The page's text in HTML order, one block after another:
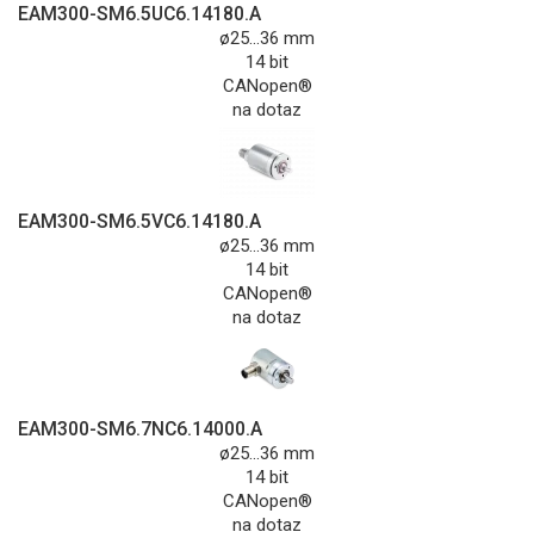
EAM300-SM6.5UC6.14180.A
ø25...36 mm
14 bit
CANopen®
na dotaz
EAM300-SM6.5VC6.14180.A
ø25...36 mm
14 bit
CANopen®
na dotaz
EAM300-SM6.7NC6.14000.A
ø25...36 mm
14 bit
CANopen®
na dotaz